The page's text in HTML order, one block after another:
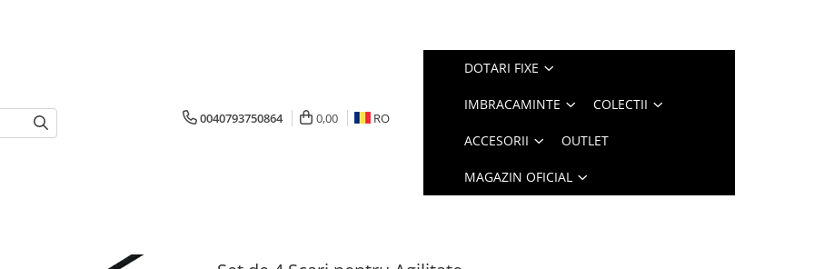
0040793750864 0,00 RO
DOTARI FIXE
IMBRACAMINTE COLECTII
ACCESORII OUTLET
MAGAZIN OFICIAL